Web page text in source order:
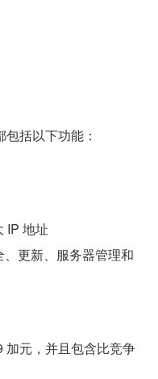
括以下功能：
IP 地址
更新、服务器管理和
加元，并且包含比竞争